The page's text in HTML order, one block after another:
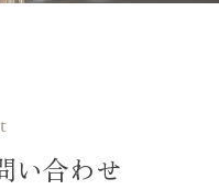
い合わせ